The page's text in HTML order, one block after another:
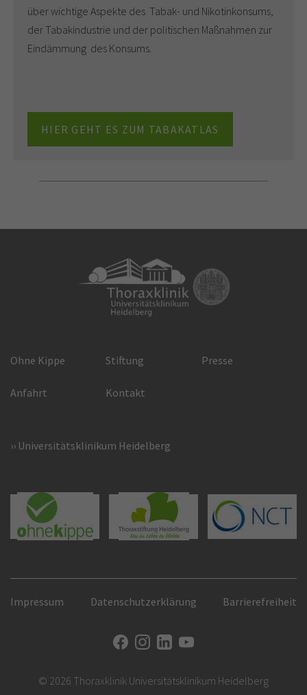
über wichtige Aspekte des Tabak- und Nikotinkonsums,
der Tabakindustrie und der politischen Maßnahmen zur
Eindämmung des Konsums.
HIER GEHT ES ZUM TABAKATLAS
Ohne Kippe Stiftung Presse
Anfahrt Kontakt
Universitätsklinikum Heidelberg
Impressum Datenschutzerklärung Barrierefreiheit
© 2026 Thoraxklinik Universitätsklinikum Heidelberg